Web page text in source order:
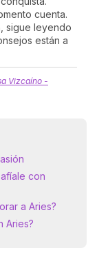
cuenta.
sigue leyendo
están a
Vizcaíno -
con
a Aries?
Aries?